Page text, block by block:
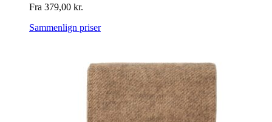
Fra 379,00 kr.
Sammenlign priser